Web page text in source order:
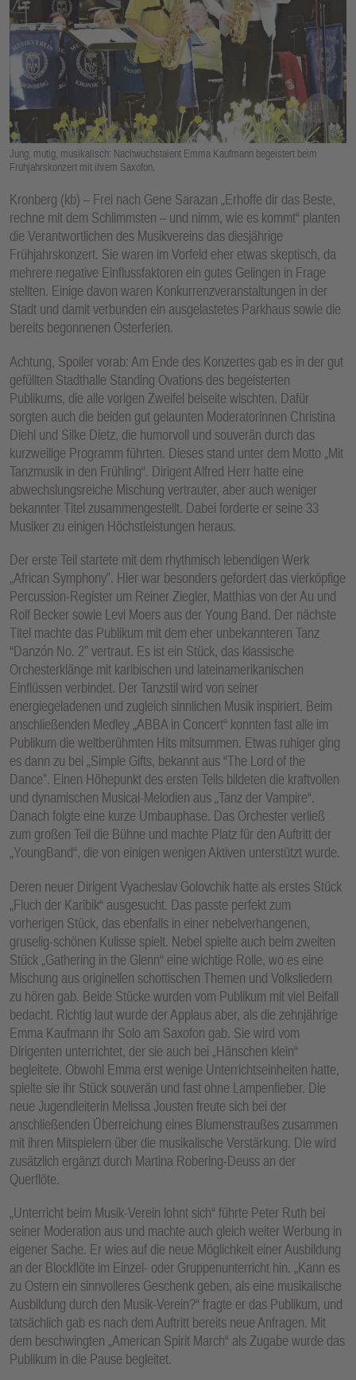
Jung, mutig, musikalisch: Nachwuchstalent Emma Kaufmann begeistert beim
Frühjahrskonzert mit ihrem Saxofon.
Kronberg (kb) – Frei nach Gene Sarazan „Erhoffe dir das Beste,
rechne mit dem Schlimmsten – und nimm, wie es kommt“ planten
die Verantwortlichen des Musikvereins das diesjährige
Frühjahrskonzert. Sie waren im Vorfeld eher etwas skeptisch, da
mehrere negative Einflussfaktoren ein gutes Gelingen in Frage
stellten. Einige davon waren Konkurrenzveranstaltungen in der
Stadt und damit verbunden ein ausgelastetes Parkhaus sowie die
bereits begonnenen Osterferien.
Achtung, Spoiler vorab: Am Ende des Konzertes gab es in der gut
gefüllten Stadthalle Standing Ovations des begeisterten
Publikums, die alle vorigen Zweifel beiseite wischten. Dafür
sorgten auch die beiden gut gelaunten Moderatorinnen Christina
Diehl und Silke Dietz, die humorvoll und souverän durch das
kurzweilige Programm führten. Dieses stand unter dem Motto „Mit
Tanzmusik in den Frühling“. Dirigent Alfred Herr hatte eine
abwechslungsreiche Mischung vertrauter, aber auch weniger
bekannter Titel zusammengestellt. Dabei forderte er seine 33
Musiker zu einigen Höchstleistungen heraus.
Der erste Teil startete mit dem rhythmisch lebendigen Werk
„African Symphony”. Hier war besonders gefordert das vierköpfige
Percussion-Register um Reiner Ziegler, Matthias von der Au und
Rolf Becker sowie Levi Moers aus der Young Band. Der nächste
Titel machte das Publikum mit dem eher unbekannteren Tanz
“Danzón No. 2” vertraut. Es ist ein Stück, das klassische
Orchesterklänge mit karibischen und lateinamerikanischen
Einflüssen verbindet. Der Tanzstil wird von seiner
energiegeladenen und zugleich sinnlichen Musik inspiriert. Beim
anschließenden Medley „ABBA in Concert“ konnten fast alle im
Publikum die weltberühmten Hits mitsummen. Etwas ruhiger ging
es dann zu bei „Simple Gifts, bekannt aus “The Lord of the
Dance”. Einen Höhepunkt des ersten Teils bildeten die kraftvollen
und dynamischen Musical-Melodien aus „Tanz der Vampire“.
Danach folgte eine kurze Umbauphase. Das Orchester verließ
zum großen Teil die Bühne und machte Platz für den Auftritt der
„YoungBand“, die von einigen wenigen Aktiven unterstützt wurde.
Deren neuer Dirigent Vyacheslav Golovchik hatte als erstes Stück
„Fluch der Karibik“ ausgesucht. Das passte perfekt zum
vorherigen Stück, das ebenfalls in einer nebelverhangenen,
gruselig-schönen Kulisse spielt. Nebel spielte auch beim zweiten
Stück „Gathering in the Glenn“ eine wichtige Rolle, wo es eine
Mischung aus originellen schottischen Themen und Volksliedern
zu hören gab. Beide Stücke wurden vom Publikum mit viel Beifall
bedacht. Richtig laut wurde der Applaus aber, als die zehnjährige
Emma Kaufmann ihr Solo am Saxofon gab. Sie wird vom
Dirigenten unterrichtet, der sie auch bei „Hänschen klein“
begleitete. Obwohl Emma erst wenige Unterrichtseinheiten hatte,
spielte sie ihr Stück souverän und fast ohne Lampenfieber. Die
neue Jugendleiterin Melissa Jousten freute sich bei der
anschließenden Überreichung eines Blumenstraußes zusammen
mit ihren Mitspielern über die musikalische Verstärkung. Die wird
zusätzlich ergänzt durch Martina Robering-Deuss an der
Querflöte.
„Unterricht beim Musik-Verein lohnt sich“ führte Peter Ruth bei
seiner Moderation aus und machte auch gleich weiter Werbung in
eigener Sache. Er wies auf die neue Möglichkeit einer Ausbildung
an der Blockflöte im Einzel- oder Gruppenunterricht hin. „Kann es
zu Ostern ein sinnvolleres Geschenk geben, als eine musikalische
Ausbildung durch den Musik-Verein?“ fragte er das Publikum, und
tatsächlich gab es nach dem Auftritt bereits neue Anfragen. Mit
dem beschwingten „American Spirit March“ als Zugabe wurde das
Publikum in die Pause begleitet.
E
N